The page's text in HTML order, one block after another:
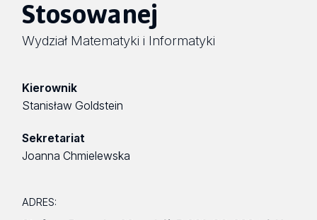
Stosowanej
Wydział Matematyki i Informatyki
Kierownik
Stanisław Goldstein
Sekretariat
Joanna Chmielewska
ADRES: